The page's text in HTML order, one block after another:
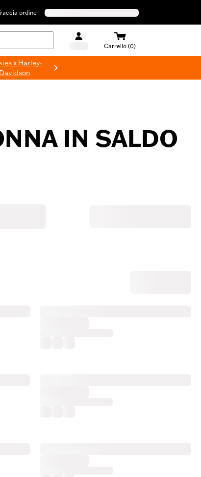
ordine
Carrello (0)
x Harley-
Davidson
IN SALDO